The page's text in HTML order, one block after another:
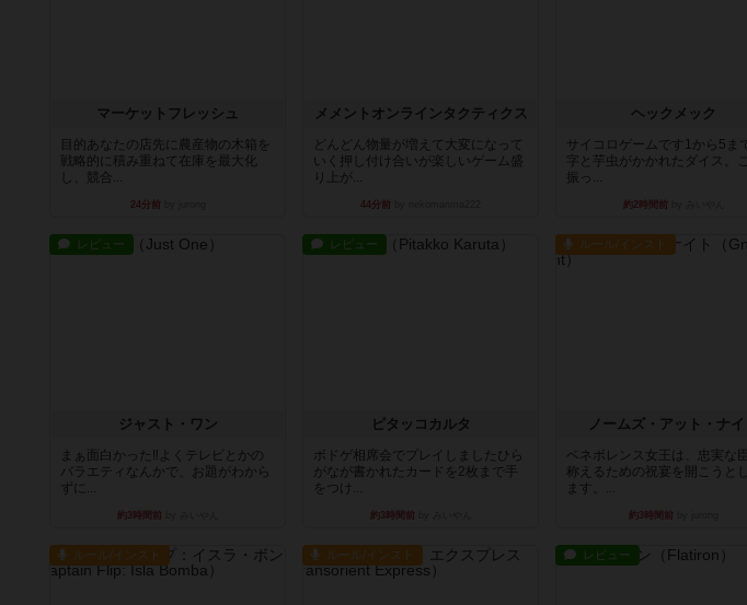
マーケットフレッシュ
目的あなたの店先に農産物の木箱を
戦略的に積み重ねて在庫を最大化
し、競合...
24分前
メメントオンラインタクティクス
どんどん物量が増えて大変になって
いく押し付け合いが楽しいゲーム盛
り上が...
44分前
ヘックメック
サイコロゲームです1から5ま
字と芋虫がかかれたダイス。
振っ...
約2時間前
レビュー
ジャスト・ワン
まぁ面白かった‼️よくテレビとかの
バラエティなんかで、お題がわから
ずに...
約3時間前
レビュー
ピタッコカルタ
ボドゲ相席会でプレイしましたひら
がなが書かれたカードを2枚まで手
をつけ...
約3時間前
ルール/インスト
ノームズ・アット・ナイ
ベネボレンス女王は、忠実な
称えるための祝宴を開こうと
ます。...
約3時間前
ルール/インスト ルール/インスト レビュー